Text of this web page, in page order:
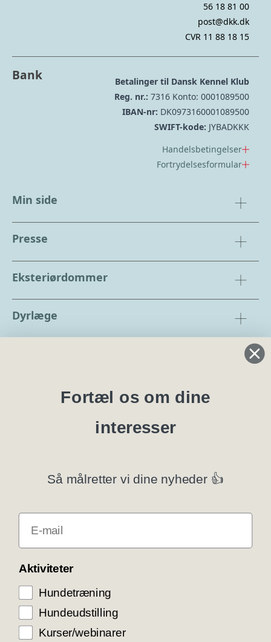
Vi bruger cookies til teknisk funktionalitet samt
trafikmåling for at optimere vores hjemmeside og
levere den bedst mulige service og
brugeroplevelse. Ved at trykke ”Accepter alle”
giver du samtykke til disse formål.
56 18 81 00
post@dkk.dk
CVR 11 88 18 15
Bank
Betalinger til Dansk Kennel Klub
Reg. nr.: 7316 Konto: 0001089500
IBAN-nr: DK0973160001089500
SWIFT-kode: JYBADKKK
Handelsbetingelser
Fortrydelsesformular
Min side
Presse
Eksteriørdommer
Dyrlæge
Blanketter
Privatlivspolitik
Få rabat som DKK medlem
Fortæl os om dine
interesser
Så målretter vi dine nyheder 👍
E-mail
Aktiviteter
Hundetræning
Hundeudstilling
Kurser/webinarer